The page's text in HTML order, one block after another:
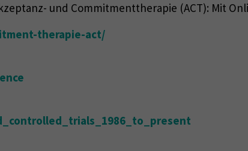
und Commitmenttherapie (ACT): Mit
therapie-act/